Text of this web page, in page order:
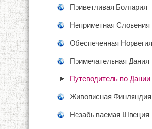
Приветливая Болгария
Неприметная Словения
Обеспеченная Норвегия
Примечательная Дания
Путеводитель по Дании
Живописная Финляндия
Незабываемая Швеция